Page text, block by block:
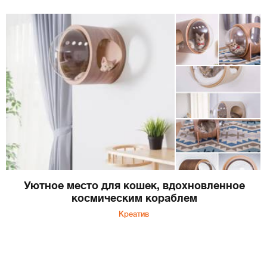
Уютное место для кошек, вдохновленное
космическим кораблем
Креатив